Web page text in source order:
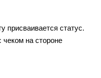
присваивается статус.
чеком на стороне